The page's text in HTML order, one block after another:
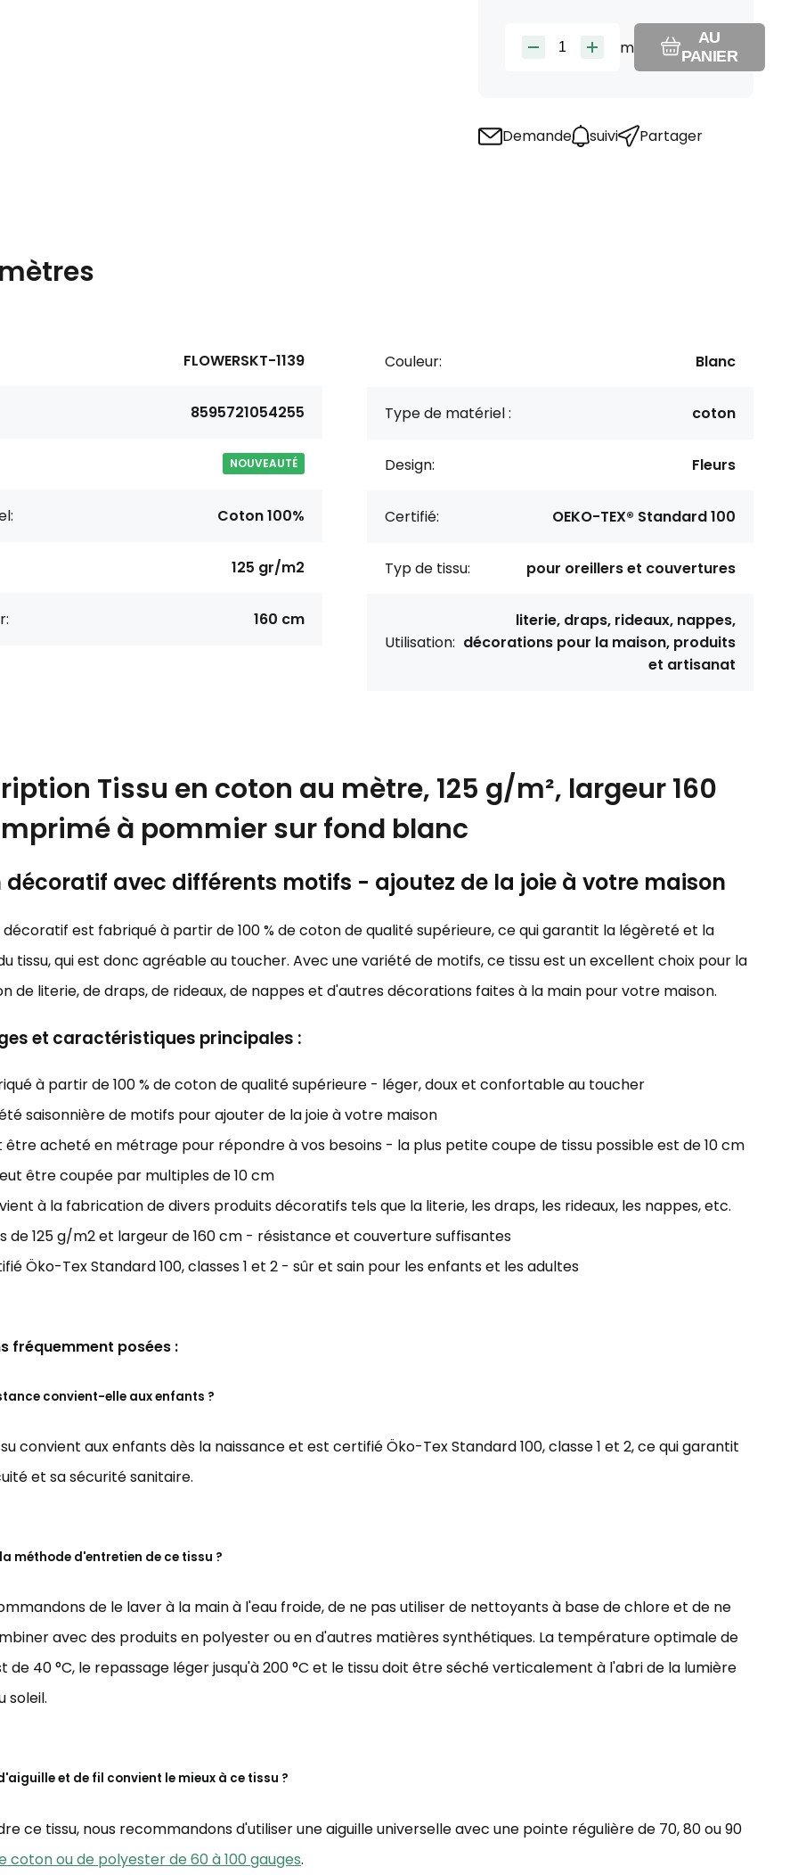
m
AU
PANIER
Demande suivi Partager
FLOWERSKT-1139
8595721054255
NOUVEAUTÉ
Coton 100%
125 gr/m2
160 cm
Couleur: Blanc
Type de matériel : coton
Design: Fleurs
Certifié: OEKO-TEX® Standard 100
Typ de tissu: pour oreillers et couvertures
Utilisation:
literie, draps, rideaux, nappes,
décorations pour la maison, produits
et artisanat
Tissu en coton au mètre, 125 g/m², largeur 160
à pommier sur fond blanc
décoratif avec différents motifs - ajoutez de la joie à votre maison
est fabriqué à partir de 100 % de coton de qualité supérieure, ce qui garantit la légèreté et la
tissu, qui est donc agréable au toucher. Avec une variété de motifs, ce tissu est un excellent choix pour la
de literie, de draps, de rideaux, de nappes et d'autres décorations faites à la main pour votre maison.
et caractéristiques principales :
à partir de 100 % de coton de qualité supérieure - léger, doux et confortable au toucher
saisonnière de motifs pour ajouter de la joie à votre maison
être acheté en métrage pour répondre à vos besoins - la plus petite coupe de tissu possible est de 10 cm
être coupée par multiples de 10 cm
à la fabrication de divers produits décoratifs tels que la literie, les draps, les rideaux, les nappes, etc.
de 125 g/m2 et largeur de 160 cm - résistance et couverture suffisantes
Öko-Tex Standard 100, classes 1 et 2 - sûr et sain pour les enfants et les adultes
fréquemment posées :
convient-elle aux enfants ?
convient aux enfants dès la naissance et est certifié Öko-Tex Standard 100, classe 1 et 2, ce qui garantit
et sa sécurité sanitaire.
méthode d'entretien de ce tissu ?
de le laver à la main à l'eau froide, de ne pas utiliser de nettoyants à base de chlore et de ne
avec des produits en polyester ou en d'autres matières synthétiques. La température optimale de
de 40 °C, le repassage léger jusqu'à 200 °C et le tissu doit être séché verticalement à l'abri de la lumière
soleil.
et de fil convient le mieux à ce tissu ?
ce tissu, nous recommandons d'utiliser une aiguille universelle avec une pointe régulière de 70, 80 ou 90
coton ou de polyester de 60 à 100 gauges.